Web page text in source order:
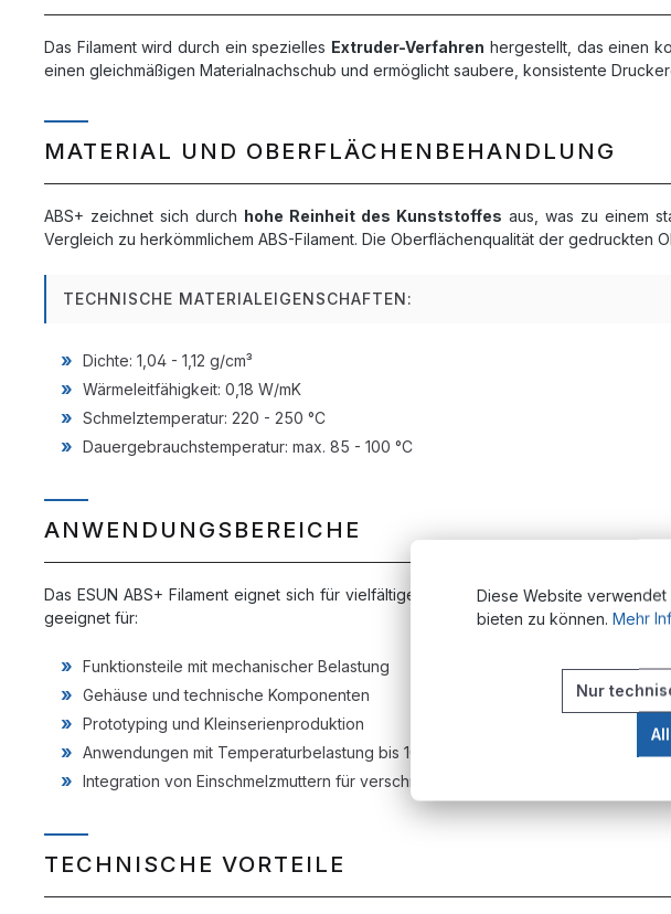
Das Filament wird durch ein spezielles Extruder-Verfahren hergestellt, das einen
einen gleichmäßigen Materialnachschub und ermöglicht saubere, konsistente
MATERIAL UND OBERFLÄCHENBEHANDLUNG
ABS+ zeichnet sich durch hohe Reinheit des Kunststoffes aus, was zu einem
Vergleich zu herkömmlichem ABS-Filament. Die Oberflächenqualität der
TECHNISCHE MATERIALEIGENSCHAFTEN:
Dichte: 1,04 - 1,12 g/cm³
Wärmeleitfähigkeit: 0,18 W/mK
Schmelztemperatur: 220 - 250 °C
Dauergebrauchstemperatur: max. 85 - 100 °C
ANWENDUNGSBEREICHE
Das ESUN ABS+ Filament eignet sich für vielfältige Anwendungen imFDM-3D-
geeignet für:
Funktionsteile mit mechanischer Belastung
Gehäuse und technische Komponenten
Prototyping und Kleinserienproduktion
Anwendungen mit Temperaturbelastung bis 100 °C
Integration von Einschmelzmuttern für verschraubbare Verbindungen
TECHNISCHE VORTEILE
Diese Website
bieten zu können. Mehr
Nur